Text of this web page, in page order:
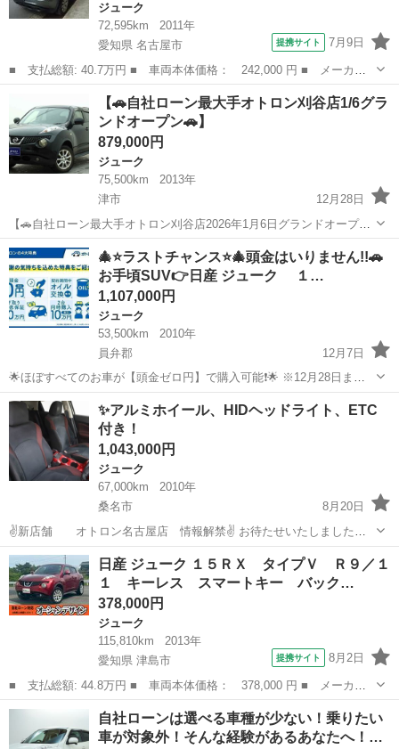
ジューク
72,595km
2011年
愛知県 名古屋市
提携サイト 7月9日
■ 支払総額: 40.7万円 ■ 車両本体価格： 242,000 円 ■ メーカー
名： 日産 ■ 車種名： ジューク ■ グレード名： １５ＲＳ ■
排気量： 1500cc ■ ドア枚数： 5D ■ ミッション： CVT ...
名古屋市 ジューク
【🚗自社ローン最大手オトロン刈谷店1/6グラ
ンドオープン🚗】
879,000円
ジューク
75,500km
2013年
津市
12月28日
【🚗自社ローン最大手オトロン刈谷店2026年1月6日グランドオープン
🚗】 🌟刈谷店約60台の在庫車両が即ご覧いただけます❗️ ✨✨🚗全店総在
庫約1000台🚗✨✨ 遠い店舗の在庫でも当店、刈谷店でご購入できます
😆 車...
三重 津市 ジューク
🎄⭐ラストチャンス⭐🎄頭金はいりません!!🚗
お手頃SUV👉日産 ジューク １…
1,107,000円
ジューク
53,500km
2010年
員弁郡
12月7日
🌟ほぼすべてのお車が【頭金ゼロ円】で購入可能❗🌟 ※12月28日まで
の期間限定✨全てのお客様が対象❗ 「自社ローンプラン」頭金0円キャ
ンペーンを開催中❗ 当社の自社ローンプランはGPS（MCCS装置）が無
いこと...
三重 員弁郡 ジューク ローン
✨アルミホイール、HIDヘッドライト、ETC
付き！
1,043,000円
ジューク
67,000km
2010年
桑名市
8月20日
✌️新店舗 オトロン名古屋店 情報解禁✌️ お待たせいたしました！
愛知県初出店！！ オトロン名古屋店が7/1からオープンしております！
月々2万円台～ご提案できる車多々ご提案できます！！ 🛰️頭...
三重 桑名市 ジューク
日産 ジューク １５ＲＸ タイプＶ Ｒ９／１
１ キーレス スマートキー バック…
378,000円
ジューク
115,810km
2013年
愛知県 津島市
提携サイト 8月2日
■ 支払総額: 44.8万円 ■ 車両本体価格： 378,000 円 ■ メーカー
名： 日産 ■ 車種名： ジューク ■ グレード名： １５ＲＸ タ
イプＶ Ｒ９／１１ キーレス スマートキー バックカメラ Ｂｌ
ｕｅｔｏｏｔ...
愛知 ジューク
自社ローンは選べる車種が少ない！乗りたい
車が対象外！そんな経験があるあなたへ！…